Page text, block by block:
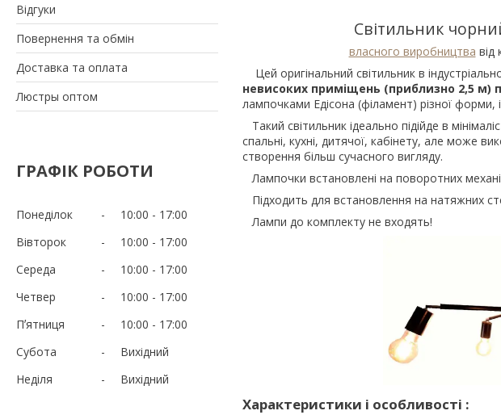
Відгуки
Повернення та обмін
Доставка та оплата
Люстры оптом
ГРАФІК РОБОТИ
Понеділок 10:00
17:00
Вівторок
10:00
17:00
Середа
10:00
17:00
Четвер
10:00
17:00
Пʼятниця
10:00
17:00
Субота
Вихідний
Неділя
Вихідний
Світильник
власного виробництва від
Цей оригінальний світильник в
невисоких приміщень (приблизно 2,5 м)
лампочками Едісона (філамент) різної форми,
Такий світильник ідеально підійде в
спальні, кухні, дитячої, кабінету, але може
створення більш сучасного вигляду.
Лампочки встановлені на поворотних
Підходить для встановлення на натяжних
Лампи до комплекту не входять!
Характеристики і особливості :